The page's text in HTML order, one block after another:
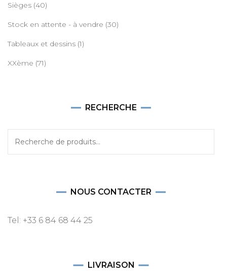
Sièges (40)
Stock en attente - à vendre (30)
Tableaux et dessins (1)
XXème (71)
RECHERCHE
NOUS CONTACTER
Tel: +33 6 84 68 44 25
LIVRAISON